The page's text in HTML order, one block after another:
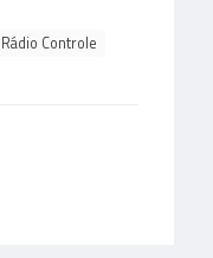
Rádio Controle